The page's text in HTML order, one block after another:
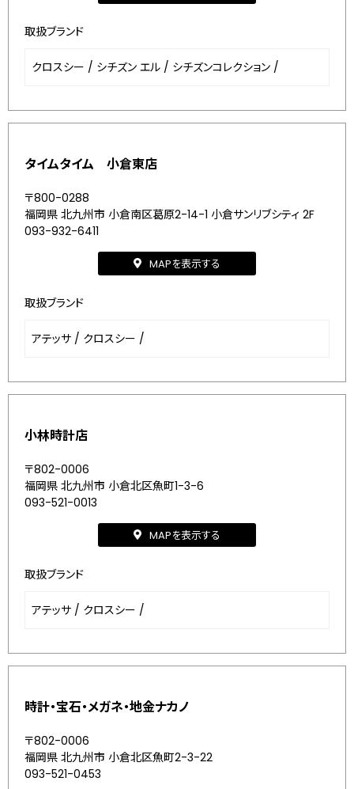
取扱ブランド
クロスシー / シチズン エル / シチズンコレクション /
タイムタイム 小倉東店
〒800-0288
福岡県 北九州市 小倉南区葛原2-14-1 小倉サンリブシティ 2F
093-932-6411
MAPを表示する
取扱ブランド
アテッサ / クロスシー /
小林時計店
〒802-0006
福岡県 北九州市 小倉北区魚町1-3-6
093-521-0013
MAPを表示する
取扱ブランド
アテッサ / クロスシー /
時計・宝石・メガネ・地金ナカノ
〒802-0006
福岡県 北九州市 小倉北区魚町2-3-22
093-521-0453